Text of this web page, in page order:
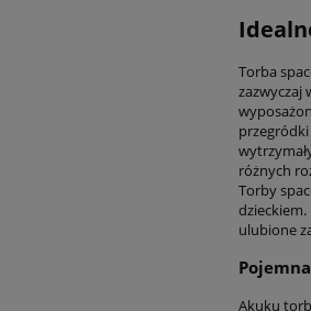
Torba
zazwyczaj
różnych
Torby
ulubione
Akuku